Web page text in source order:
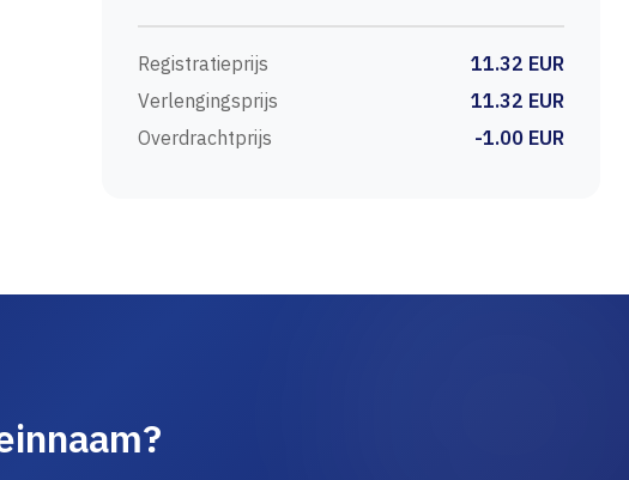
Registratieprijs
11.32 EUR
Verlengingsprijs
11.32 EUR
Overdrachtprijs
-1.00 EUR